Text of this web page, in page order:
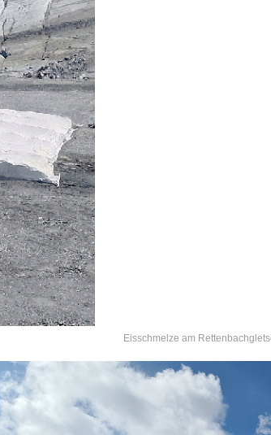
Eisschmelze am